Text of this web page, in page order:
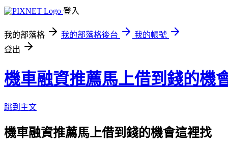
登入
我的部落格 我的部落格後台
我的帳號
登出
機車融資推薦馬上借到錢的機
跳到主文
機車融資推薦馬上借到錢的機會這裡找